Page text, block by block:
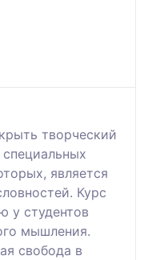
творческий
является
Курс
у студентов
мышления.
свобода в